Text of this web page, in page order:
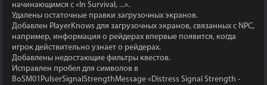
начинающимся с «In Survival, ...».
Удалены остаточные правки загрузочных экранов.
Добавлен PlayerKnows для загрузочных экранов, связанных с NPC,
например, информация о рейдерах впервые появится, когда
игрок действительно узнает о рейдерах.
Добавлены недостающие фильтры квестов.
Исправлен пробел для символов в
BoSM01PulserSignalStrengthMessage «Distress Signal Strength -